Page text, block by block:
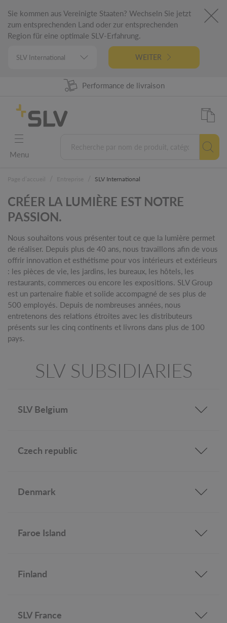
Sie kommen aus Vereinigte Staaten? Wechseln Sie jetzt
zum entsprechenden Land oder zur entsprechenden
Region für eine optimale SLV-Erfahrung.
WEITER
Disponibilité produit à 98%
Performance de livraison
Garantie 5 ans
Conception Allemande
Menu
SLV International
CRÉER LA LUMIÈRE EST NOTRE
PASSION.
Nous souhaitons vous présenter tout ce que la lumière permet
de réaliser. Depuis plus de 40 ans, nous travaillons afin de vous
offrir innovation et esthétisme pour vos intérieurs et extérieurs
: les pièces de vie, les jardins, les bureaux, les hôtels, les
restaurants, commerces ou encore les expositions. SLV Group
est un partenaire fiable et solide accompagné de ses plus de
500 employés. Depuis de nombreuses années, nous
entretenons des relations étroites avec les distributeurs
présents sur les cinq continents et livrons dans plus de 100
pays.
SLV SUBSIDIARIES
SLV Belgium
Czech republic
Denmark
Faroe Island
Finland
SLV France